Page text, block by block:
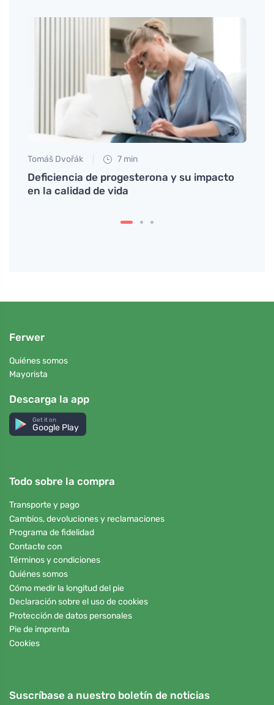
Tomáš Dvořák 7 min
Deficiencia de progesterona y su impacto
en la calidad de vida
Ferwer
Quiénes somos
Mayorista
Descarga la app
Get it on
Google Play
Todo sobre la compra
Transporte y pago
Cambios, devoluciones y reclamaciones
Programa de fidelidad
Contacte con
Términos y condiciones
Quiénes somos
Cómo medir la longitud del pie
Declaración sobre el uso de cookies
Protección de datos personales
Pie de imprenta
Cookies
Suscríbase a nuestro boletín de noticias